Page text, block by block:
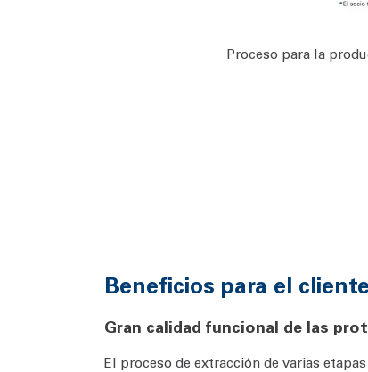
Proceso para la
Beneficios para el cliente
Gran calidad funcional de las
El proceso de extracción de varias